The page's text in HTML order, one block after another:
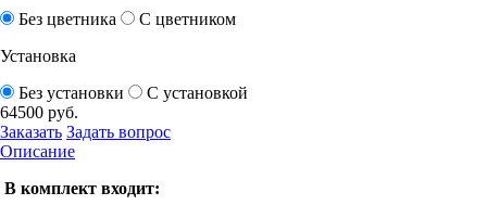
Без цветника
С цветником
Установка
Без установки
С установкой
64500 руб.
Заказать Задать вопрос
Описание
В комплект входит: